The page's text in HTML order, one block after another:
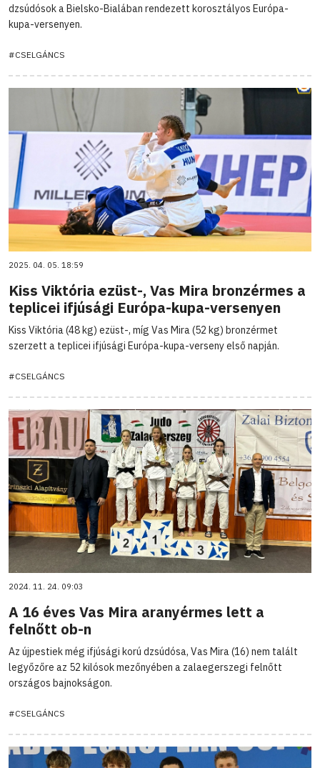
dzsúdósok a Bielsko-Bialában rendezett korosztályos Európa-
kupa-versenyen.
#CSELGÁNCS
2025. 04. 05. 18:59
Kiss Viktória ezüst-, Vas Mira bronzérmes a
teplicei ifjúsági Európa-kupa-versenyen
Kiss Viktória (48 kg) ezüst-, míg Vas Mira (52 kg) bronzérmet
szerzett a teplicei ifjúsági Európa-kupa-verseny első napján.
#CSELGÁNCS
2024. 11. 24. 09:03
A 16 éves Vas Mira aranyérmes lett a
felnőtt ob-n
Az újpestiek még ifjúsági korú dzsúdósa, Vas Mira (16) nem talált
legyőzőre az 52 kilósok mezőnyében a zalaegerszegi felnőtt
országos bajnokságon.
#CSELGÁNCS